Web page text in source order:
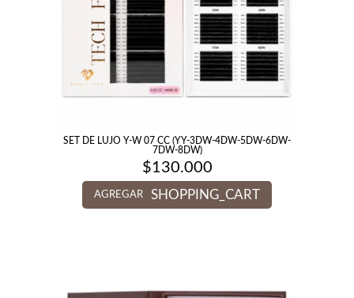
SET DE LUJO Y-W 07 CC (YY-3DW-4DW-5DW-6DW-
7DW-8DW)
$130.000
AGREGAR SHOPPING_CART